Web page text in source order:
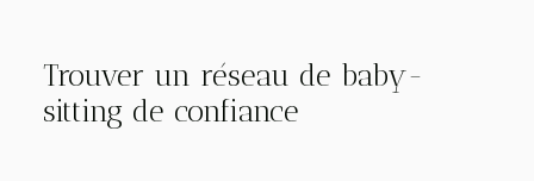
Trouver un réseau de baby-
sitting de confiance